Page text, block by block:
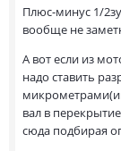
Плюс-минус 1/
вообще не
А вот если из
надо ставить
вал в
сюда подбирая